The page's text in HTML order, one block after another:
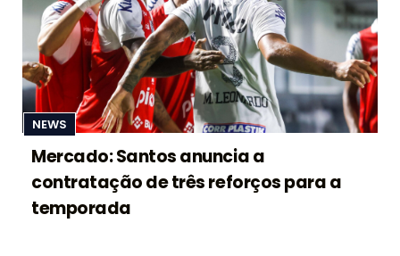
NEWS
Mercado: Santos anuncia a
contratação de três reforços para a
temporada